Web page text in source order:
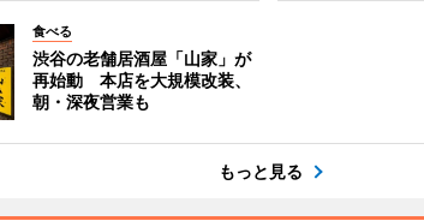
食べる
渋谷の老舗居酒屋「山家」が
再始動 本店を大規模改装、
朝・深夜営業も
もっと見る